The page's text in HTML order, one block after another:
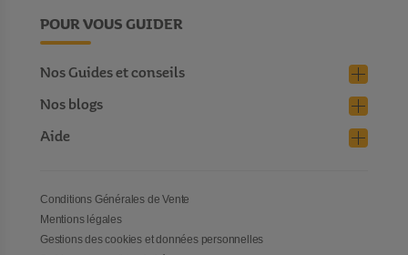
POUR VOUS GUIDER
Nos Guides et conseils
Nos blogs
Aide
Conditions Générales de Vente
Mentions légales
Gestions des cookies et données personnelles